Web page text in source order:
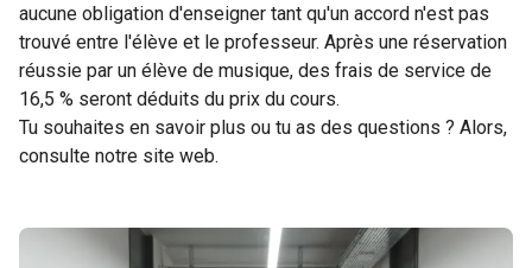
aucune obligation d'enseigner tant qu'un accord n'est pas
trouvé entre l'élève et le professeur. Après une réservation
réussie par un élève de musique, des frais de service de
16,5 % seront déduits du prix du cours.
Tu souhaites en savoir plus ou tu as des questions ? Alors,
consulte notre site web.